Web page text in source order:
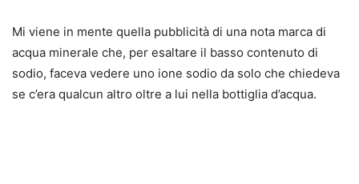
Mi viene in mente quella pubblicità di una nota marca di
acqua minerale che, per esaltare il basso contenuto di
sodio, faceva vedere uno ione sodio da solo che chiedeva
se c’era qualcun altro oltre a lui nella bottiglia d’acqua.